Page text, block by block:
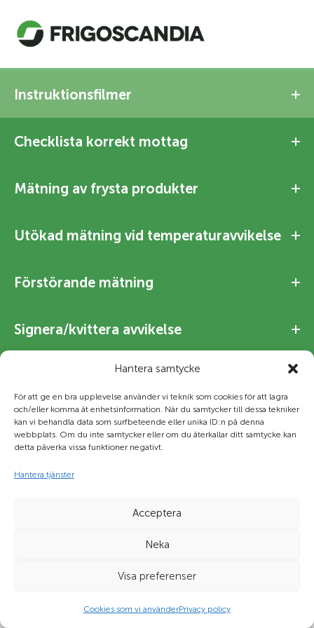
Hantera samtycke
För att ge en bra upplevelse använder vi teknik som cookies för att lagra
och/eller komma åt enhetsinformation. När du samtycker till dessa tekniker
kan vi behandla data som surfbeteende eller unika ID:n på denna
webbplats. Om du inte samtycker eller om du återkallar ditt samtycke kan
detta påverka vissa funktioner negativt.
Hantera tjänster
Acceptera
Neka
Visa preferenser
Cookies som vi använderPrivacy policy
Instruktionsfilmer
Checklista korrekt mottag
Mätning av frysta produkter
Utökad mätning vid temperaturavvikelse
Förstörande mätning
Signera/kvittera avvikelse
Förvara skadat gods
© Frigoscandia 2021 | Legal disclaimer
Policy för
dataskydd